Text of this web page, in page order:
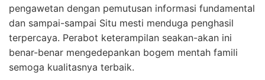
pengawetan dengan pemutusan informasi fundamental
dan sampai-sampai Situ mesti menduga penghasil
terpercaya. Perabot keterampilan seakan-akan ini
benar-benar mengedepankan bogem mentah famili
semoga kualitasnya terbaik.